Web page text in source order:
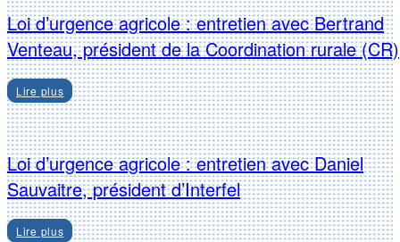
Loi d’urgence agricole : entretien avec Bertrand
Venteau, président de la Coordination rurale (CR)
Lire plus
Loi d’urgence agricole : entretien avec Daniel
Sauvaitre, président d’Interfel
Lire plus